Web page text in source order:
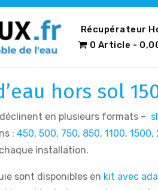
Récupérateur
0 Article
hors sol
en plusieurs formats –
: 450, 500, 750, 850, 1100, 1500,
installation.
sont disponibles en kit avec